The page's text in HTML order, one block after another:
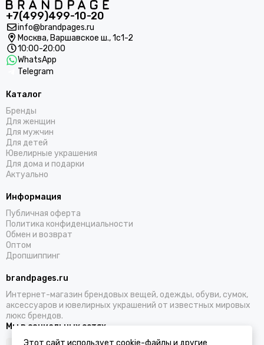
+7(499)499-10-20
info@brandpages.ru
Москва, Варшавское ш., 1с1-2
10:00-20:00
WhatsApp
Telegram
Каталог
Бренды
Для женщин
Для мужчин
Для детей
Ювелирные украшения
Для дома и подарки
Актуально
Информация
Публичная оферта
Политика конфиденциальности
Обмен и возврат
Оптом
Дропшиппинг
brandpages.ru
Интернет-магазин брендовых вещей, одежды, обуви, сумок,
аксессуаров и ювелирных украшений от известных мировых
люкс брендов.
Мы в социальных сетях
Этот сайт использует cookie-файлы и другие